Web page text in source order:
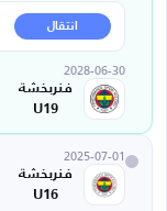
انتقال
2028-06-30
فنربخشة
U19
2025-07-01
فنربخشة
U16